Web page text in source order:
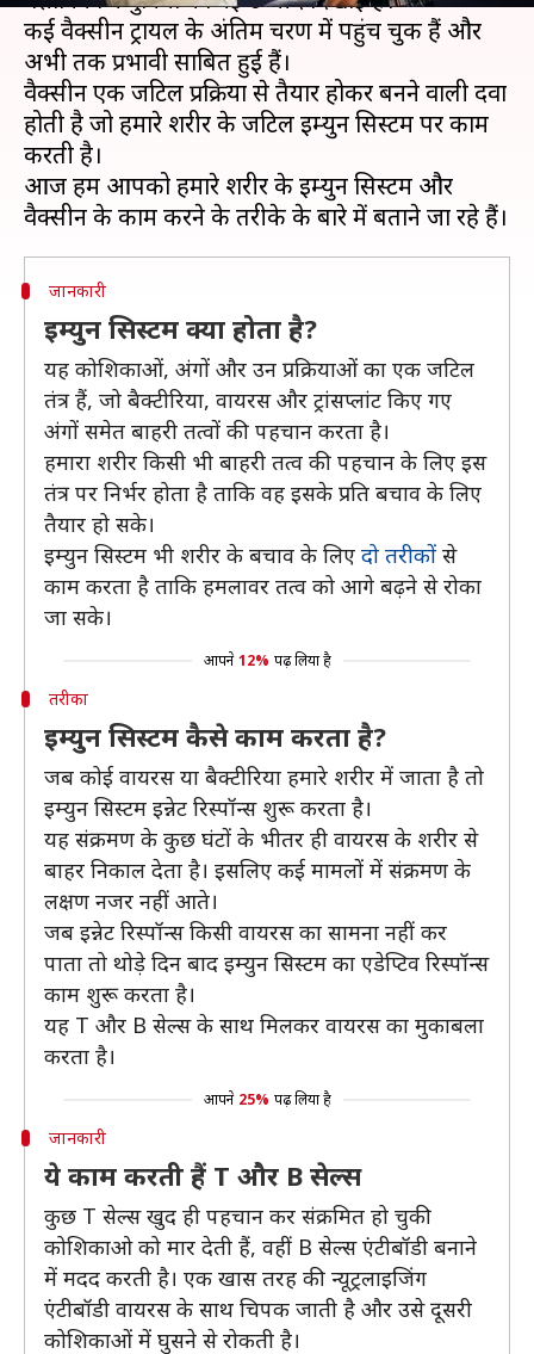
कई वैक्सीन ट्रायल के अंतिम चरण में पहुंच चुकी हैं और
अभी तक प्रभावी साबित हुई हैं।
वैक्सीन एक जटिल प्रक्रिया से तैयार होकर बनने वाली दवा
होती है जो हमारे शरीर के जटिल इम्युन सिस्टम पर काम
करती है।
आज हम आपको हमारे शरीर के इम्युन सिस्टम और
जानकारी
इम्युन सिस्टम क्या होता है?
यह कोशिकाओं, अंगों और उन प्रक्रियाओं का एक जटिल
तंत्र हैं, जो बैक्टीरिया, वायरस और ट्रांसप्लांट किए गए
अंगों समेत बाहरी तत्वों की पहचान करता है।
हमारा शरीर किसी भी बाहरी तत्व की पहचान के लिए इस
तंत्र पर निर्भर होता है ताकि वह इसके प्रति बचाव के लिए
तैयार हो सके।
इम्युन सिस्टम भी शरीर के बचाव के लिए दो तरीकों से
काम करता है ताकि हमलावर तत्व को आगे बढ़ने से रोका
जा सके।
आपने 12% पढ़ लिया है
तरीका
इम्युन सिस्टम कैसे काम करता है?
जब कोई वायरस या बैक्टीरिया हमारे शरीर में जाता है तो
इम्युन सिस्टम इन्नेट रिस्पॉन्स शुरू करता है।
यह संक्रमण के कुछ घंटों के भीतर ही वायरस के शरीर से
बाहर निकाल देता है। इसलिए कई मामलों में संक्रमण के
लक्षण नजर नहीं आते।
जब इन्नेट रिस्पॉन्स किसी वायरस का सामना नहीं कर
पाता तो थोड़े दिन बाद इम्युन सिस्टम का एडेप्टिव रिस्पॉन्स
काम शुरू करता है।
यह T और B सेल्स के साथ मिलकर वायरस का मुकाबला
करता है।
आपने 25% पढ़ लिया है
जानकारी
ये काम करती हैं T और B सेल्स
कुछ T सेल्स खुद ही पहचान कर संक्रमित हो चुकी
कोशिकाओ को मार देती हैं, वहीं B सेल्स एंटीबॉडी बनाने
में मदद करती है। एक खास तरह की न्यूट्रलाइजिंग
एंटीबॉडी वायरस के साथ चिपक जाती है और उसे दूसरी
कोशिकाओं में घुसने से रोकती है।